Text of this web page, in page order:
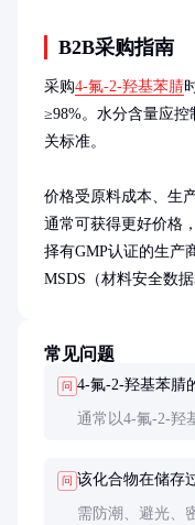
B2B采购指南
采购4-氟-2-羟基苯腈
≥98%。水分含量应控
关标准。
价格受原料成本、生
通常可获得更好价格
择有GMP认证的生产
MSDS（材料安全数据
常见问题
问 4-氟-2-羟基苯腈
通常以4-氟-2-羟
问 该化合物在储存
需防潮、避光、